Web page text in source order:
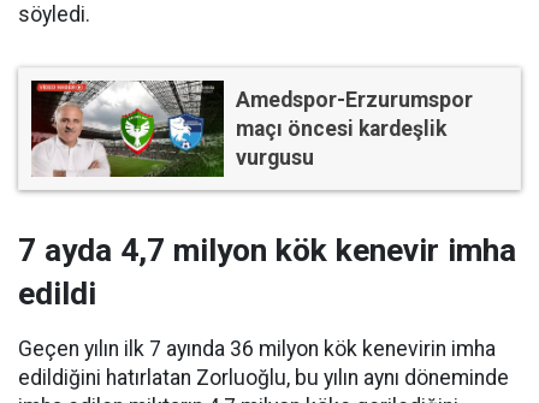
söyledi.
Amedspor-Erzurumspor
maçı öncesi kardeşlik
vurgusu
7 ayda 4,7 milyon kök kenevir imha
edildi
Geçen yılın ilk 7 ayında 36 milyon kök kenevirin imha
edildiğini hatırlatan Zorluoğlu, bu yılın aynı döneminde